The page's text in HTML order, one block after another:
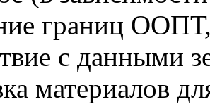
границ
с данными
материалов